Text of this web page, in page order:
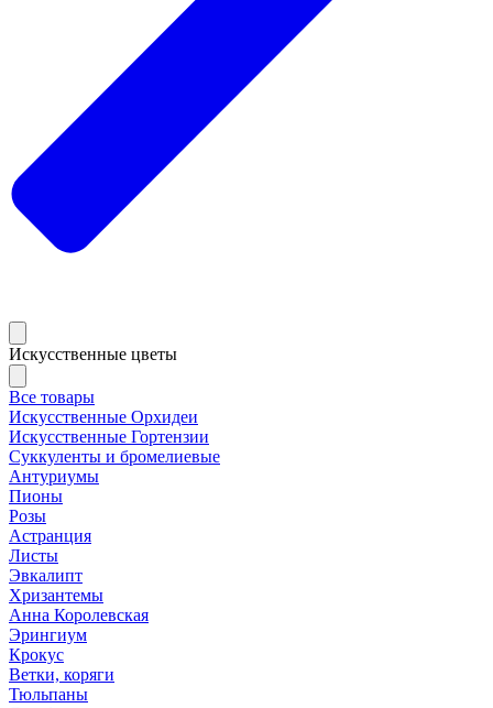
Искусственные цветы
Все товары
Искусственные Орхидеи
Искусственные Гортензии
Суккуленты и бромелиевые
Антуриумы
Пионы
Розы
Астранция
Листы
Эвкалипт
Хризантемы
Анна Королевская
Эрингиум
Крокус
Ветки, коряги
Тюльпаны